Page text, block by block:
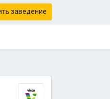
заведение